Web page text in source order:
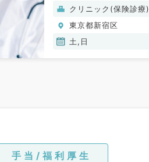
クリニック(保険診療)
東京都新宿区
土,日
手当/福利厚生